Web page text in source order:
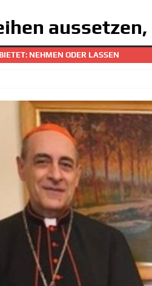
NEHMEN ODER LASSEN